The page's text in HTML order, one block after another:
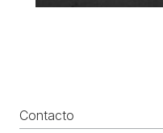
Contacto